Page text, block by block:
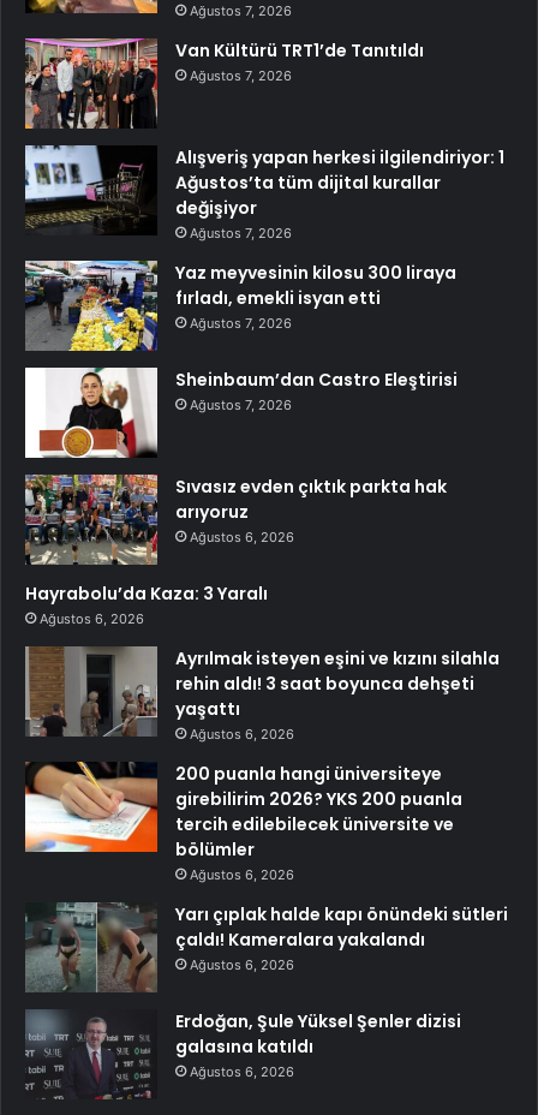
Ağustos 7, 2026
Van Kültürü TRT1’de Tanıtıldı
Ağustos 7, 2026
Alışveriş yapan herkesi ilgilendiriyor: 1
Ağustos’ta tüm dijital kurallar
değişiyor
Ağustos 7, 2026
Yaz meyvesinin kilosu 300 liraya
fırladı, emekli isyan etti
Ağustos 7, 2026
Sheinbaum’dan Castro Eleştirisi
Ağustos 7, 2026
Sıvasız evden çıktık parkta hak
arıyoruz
Ağustos 6, 2026
Hayrabolu’da Kaza: 3 Yaralı
Ağustos 6, 2026
Ayrılmak isteyen eşini ve kızını silahla
rehin aldı! 3 saat boyunca dehşeti
yaşattı
Ağustos 6, 2026
200 puanla hangi üniversiteye
girebilirim 2026? YKS 200 puanla
tercih edilebilecek üniversite ve
bölümler
Ağustos 6, 2026
Yarı çıplak halde kapı önündeki sütleri
çaldı! Kameralara yakalandı
Ağustos 6, 2026
Erdoğan, Şule Yüksel Şenler dizisi
galasına katıldı
Ağustos 6, 2026